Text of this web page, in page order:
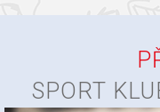
SPORT